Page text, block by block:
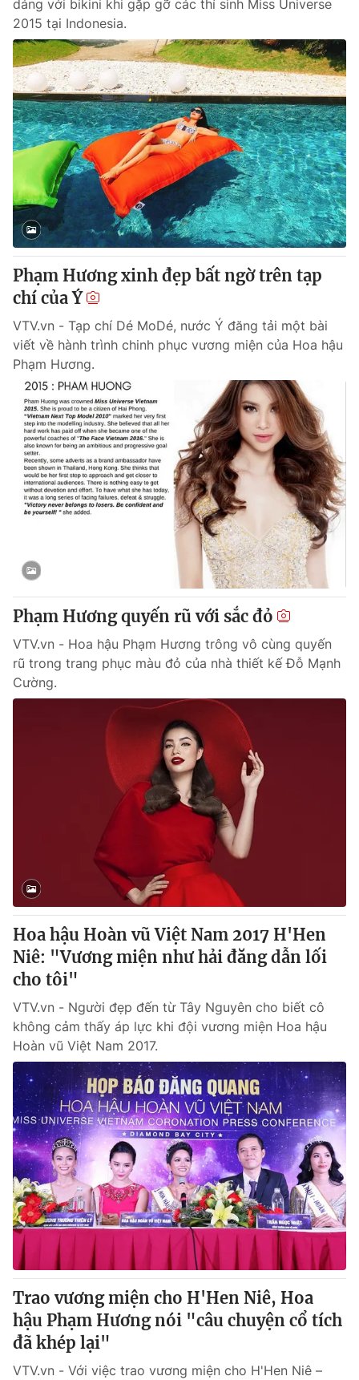
dáng với bikini khi gặp gỡ các thí sinh Miss Universe
2015 tại Indonesia.
Phạm Hương xinh đẹp bất ngờ trên tạp
chí của Ý
VTV.vn - Tạp chí Dé MoDé, nước Ý đăng tải một bài
viết về hành trình chinh phục vương miện của Hoa hậu
Phạm Hương.
Phạm Hương quyến rũ với sắc đỏ
VTV.vn - Hoa hậu Phạm Hương trông vô cùng quyến
rũ trong trang phục màu đỏ của nhà thiết kế Đỗ Mạnh
Cường.
Hoa hậu Hoàn vũ Việt Nam 2017 H'Hen
Niê: "Vương miện như hải đăng dẫn lối
cho tôi"
VTV.vn - Người đẹp đến từ Tây Nguyên cho biết cô
không cảm thấy áp lực khi đội vương miện Hoa hậu
Hoàn vũ Việt Nam 2017.
Trao vương miện cho H'Hen Niê, Hoa
hậu Phạm Hương nói "câu chuyện cổ tích
đã khép lại"
VTV.vn - Với việc trao vương miện cho H'Hen Niê –